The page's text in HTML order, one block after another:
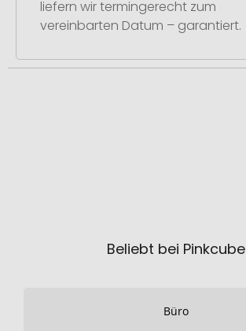
liefern wir termingerecht zum
vereinbarten Datum – garantiert.
Beliebt bei Pinkcube
Büro